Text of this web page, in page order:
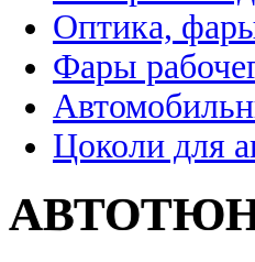
Оптика,
Фары
Цоколи для